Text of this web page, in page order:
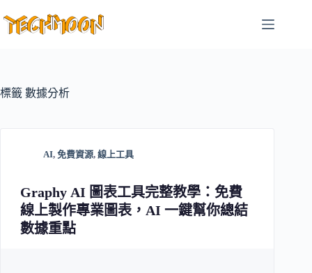
至
容
標籤 數據分析
AI, 免費資源, 線上工具
Graphy AI 圖表工具完整教學：免費
線上製作專業圖表，AI 一鍵幫你總結
數據重點